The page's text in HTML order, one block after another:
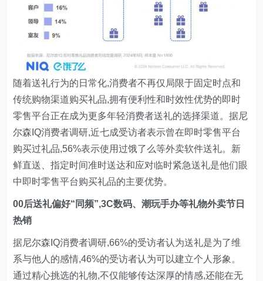
随着送礼行为的日常化,消费者不再仅局限于固定时点和
传统购物渠道购买礼品,拥有便利性和时效性优势的即时
零售平台正在成为更多年轻消费者送礼的选择渠道。据尼
尔森IQ消费者调研,近七成受访者表示曾在即时零售平台
购买过礼品,56%表示使用过饿了么等外卖软件送礼。新
鲜直送、指定时间准时送达和应对临时紧急送礼是他们眼
中即时零售平台购买礼品的主要优势。
00后送礼偏好“同频”,3C数码、潮玩手办等礼物外卖节日
热销
据尼尔森IQ消费者调研,66%的受访者认为送礼是为了维
系与他人的感情,46%的受访者认为可以建立个人形象。
通过精心挑选的礼物,不仅能够传达深厚的情感,还能在无